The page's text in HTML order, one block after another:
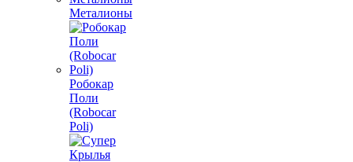
Металионы
Робокар
Поли
(Robocar
Poli)